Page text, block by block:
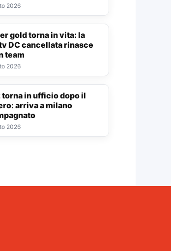
2026
DC cancellata rinasce
team
2026
arriva a milano
2026